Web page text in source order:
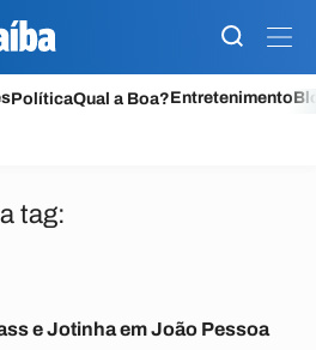
PolíticaQual a Boa?Entretenimento
tag:
e Jotinha em João Pessoa